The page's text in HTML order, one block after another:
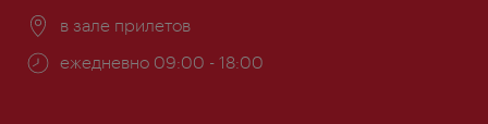
Расположение:
в зале прилетов
Часы
ежедневно 09:00 - 18:00